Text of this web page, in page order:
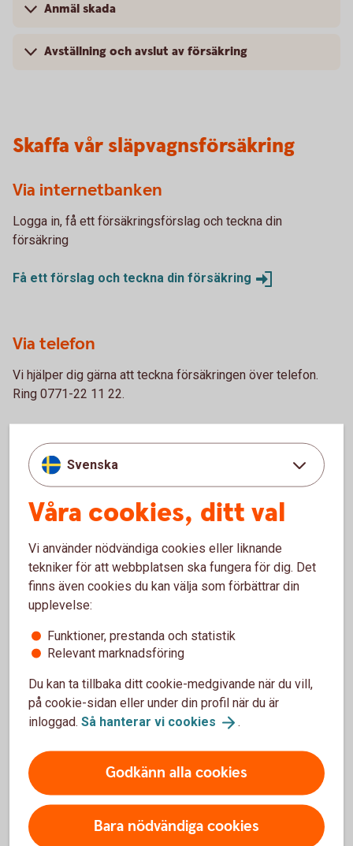
Anmäl skada
Avställning och avslut av försäkring
Skaffa vår släpvagnsförsäkring
Via internetbanken
Logga in, få ett försäkringsförslag och teckna din
försäkring
Få ett förslag och teckna din försäkring
Via telefon
Vi hjälper dig gärna att teckna försäkringen över telefon.
Ring 0771-22 11 22.
Fordonsförsäkringar
Bilförsäkring
Husbilsförsäkring
Husvagnsförsäkring
Svenska
Våra cookies, ditt val
Vi använder nödvändiga cookies eller liknande
tekniker för att webbplatsen ska fungera för dig. Det
finns även cookies du kan välja som förbättrar din
upplevelse:
Funktioner, prestanda och statistik
Relevant marknadsföring
Du kan ta tillbaka ditt cookie-medgivande när du vill,
på cookie-sidan eller under din profil när du är
inloggad. Så hanterar vi cookies .
Godkänn alla cookies
Bara nödvändiga cookies